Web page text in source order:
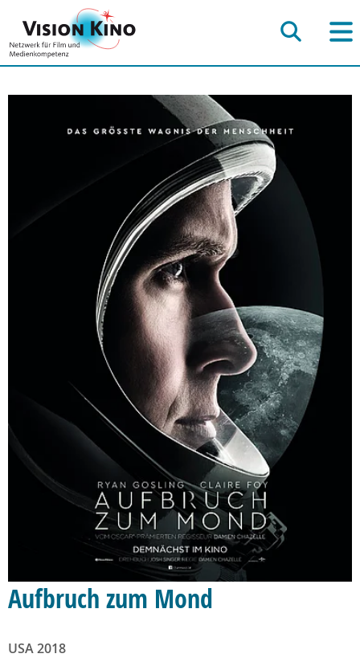
Aufbruch zum Mond
USA 2018